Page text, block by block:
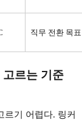
직무 전환 목
르는 기준
르기 어렵다. 링커